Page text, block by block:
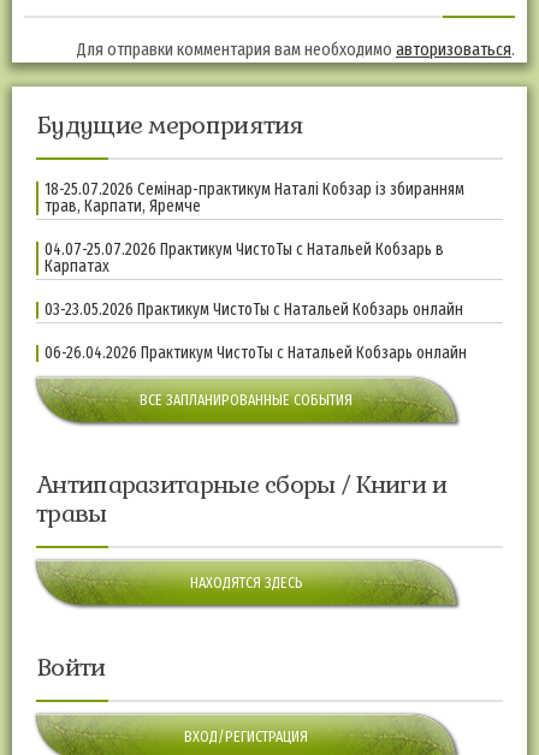
Для отправки комментария вам необходимо авторизоваться.
Будущие мероприятия
18-25.07.2026 Семінар-практикум Наталі Кобзар із збиранням
трав, Карпати, Яремче
04.07-25.07.2026 Практикум ЧистоТы с Натальей Кобзарь в
Карпатах
03-23.05.2026 Практикум ЧистоТы с Натальей Кобзарь онлайн
06-26.04.2026 Практикум ЧистоТы с Натальей Кобзарь онлайн
ВСЕ ЗАПЛАНИРОВАННЫЕ СОБЫТИЯ
Антипаразитарные сборы / Книги и
травы
НАХОДЯТСЯ ЗДЕСЬ
Войти
ВХОД/РЕГИСТРАЦИЯ